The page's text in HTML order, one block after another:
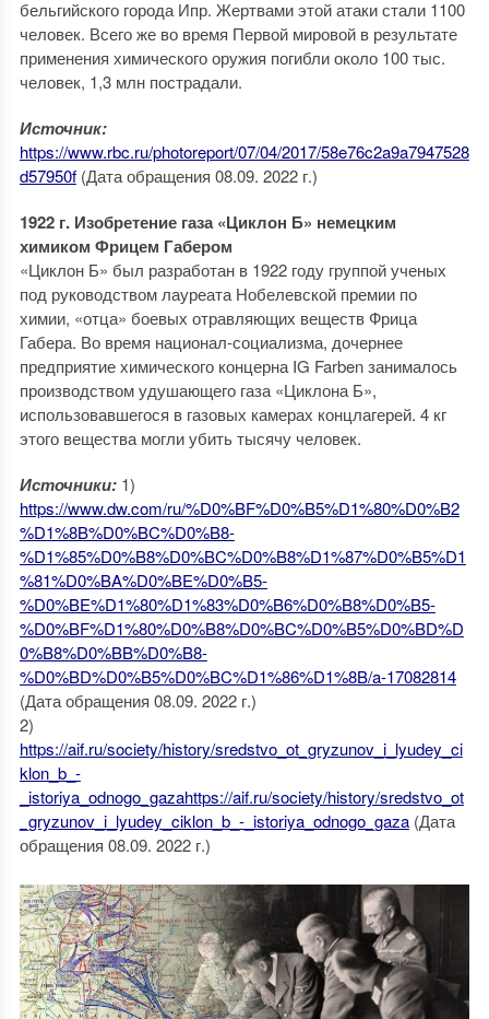
бельгийского города Ипр. Жертвами этой атаки стали 1100
человек. Всего же во время Первой мировой в результате
применения химического оружия погибли около 100 тыс.
человек, 1,3 млн пострадали.
Источник:
https://www.rbc.ru/photoreport/07/04/2017/58e76c2a9a7947528
d57950f (Дата обращения 08.09. 2022 г.)
1922 г. Изобретение газа «Циклон Б» немецким
химиком Фрицем Габером
«Циклон Б» был разработан в 1922 году группой ученых
под руководством лауреата Нобелевской премии по
химии, «отца» боевых отравляющих веществ Фрица
Габера. Во время национал-социализма, дочернее
предприятие химического концерна IG Farben занималось
производством удушающего газа «Циклона Б»,
использовавшегося в газовых камерах концлагерей. 4 кг
этого вещества могли убить тысячу человек.
Источники:1)
https://www.dw.com/ru/%D0%BF%D0%B5%D1%80%D0%B2
%D1%8B%D0%BC%D0%B8-
%D1%85%D0%B8%D0%BC%D0%B8%D1%87%D0%B5%D1
%81%D0%BA%D0%BE%D0%B5-
%D0%BE%D1%80%D1%83%D0%B6%D0%B8%D0%B5-
%D0%BF%D1%80%D0%B8%D0%BC%D0%B5%D0%BD%D
0%B8%D0%BB%D0%B8-
%D0%BD%D0%B5%D0%BC%D1%86%D1%8B/a-17082814
(Дата обращения 08.09. 2022 г.)
2)
https://aif.ru/society/history/sredstvo_ot_gryzunov_i_lyudey_ci
klon_b_-
_istoriya_odnogo_gazahttps://aif.ru/society/history/sredstvo_ot
_gryzunov_i_lyudey_ciklon_b_-_istoriya_odnogo_gaza(Дата
обращения 08.09. 2022 г.)